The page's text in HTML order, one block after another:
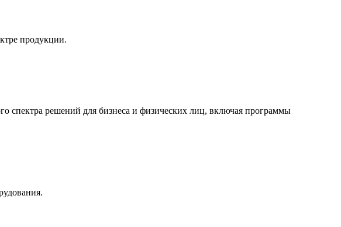
продукции.
спектра решений для бизнеса и физических лиц, включая программы